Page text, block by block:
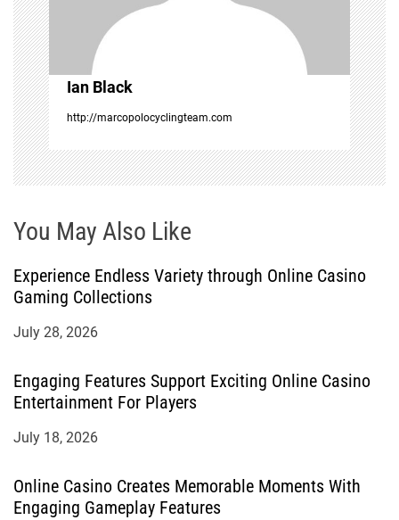
t
i
o
n
Ian Black
http://marcopolocyclingteam.com
You May Also Like
Experience Endless Variety through Online Casino
Gaming Collections
July 28, 2026
Engaging Features Support Exciting Online Casino
Entertainment For Players
July 18, 2026
Online Casino Creates Memorable Moments With
Engaging Gameplay Features